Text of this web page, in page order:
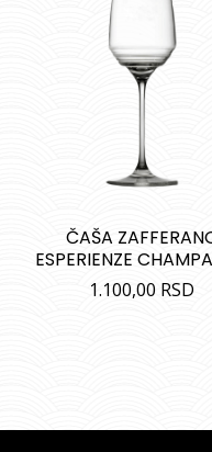
ČAŠA
ESPERIENZE
1.100,00 RSD